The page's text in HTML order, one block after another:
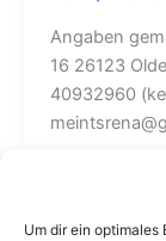
Um dir ein
Angaben
16 26123
40932960